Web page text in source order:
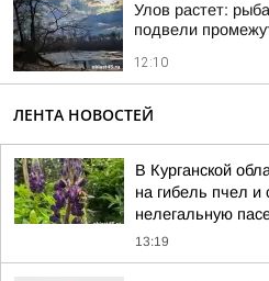
Улов растет:
подвели
12:10
ЛЕНТА НОВОСТЕЙ
В Курганской
на гибель пчел
нелегальную
13:19